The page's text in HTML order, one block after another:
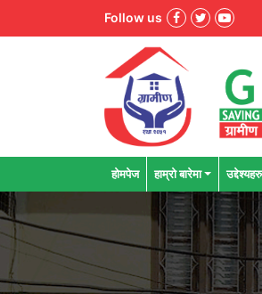
Follow us
होमपेज हाम्रो बारेमा उद्देश्यहरु